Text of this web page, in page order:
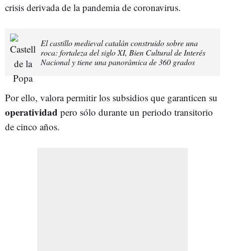
crisis derivada de la pandemia de coronavirus.
El castillo medieval catalán construido sobre una
roca: fortaleza del siglo XI, Bien Cultural de Interés
Nacional y tiene una panorámica de 360 grados
Por ello, valora permitir los subsidios que garanticen su
operatividad pero sólo durante un periodo transitorio
de cinco años.